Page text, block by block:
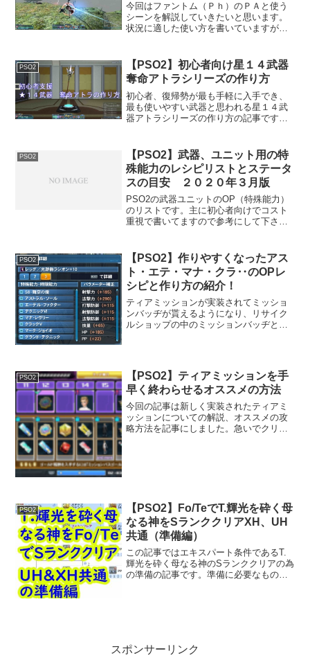
今回はファントム（Ｐｈ）のＰＡと使う
シーンを解説していきたいと思います。
状況に適した使い方を書いていますが最
かく変化します。※シフトＰＡとは武器
アクションを行った後ＰＡを...
PSO2
【PSO2】初心者向け星１４武器
奪命アトラシリーズの作り方
初心者、復帰勢が最も手軽に入手でき、
最も使いやすい武器と思われる星１４武
器アトラシリーズの作り方の記事です。
入手が確実で実践に使える武器だからで
す。このアトラシリ...
PSO2
【PSO2】武器、ユニット用の特
殊能力のレシピリストとステータ
スの目安 ２０２０年３月版
PSO2の武器ユニットのOP（特殊能力）
のリストです。主に初心者向けでコスト
重視で書いてますので参考にして下さ
ジでは各種レシピとウルトラハードでは
どの位ＨＰ、ＰＰ、ステ...
PSO2
【PSO2】作りやすくなったアス
ト・エテ・マナ・クラ‥のOPレ
シピと作り方の紹介！
ティアミッションが実装されてミッショ
ンバッヂが貰えるようになり、リサイク
ルショップの中のミッションバッヂと交
れによりユニットのS級...
PSO2
【PSO2】ティアミッションを手
早く終わらせるオススメの方法
今回の記事は新しく実装されたティアミ
ッションについての解説、オススメの攻
略方法を記事にしました。急いでクリア
PSO2
【PSO2】Fo/TeでT.輝光を砕く母
なる神をSランククリアXH、UH
共通（準備編）
この記事ではエキスパート条件であるT.
輝光を砕く母なる神のSランククリアの為
の準備の記事です。準備に必要なもの、
スポンサーリンク